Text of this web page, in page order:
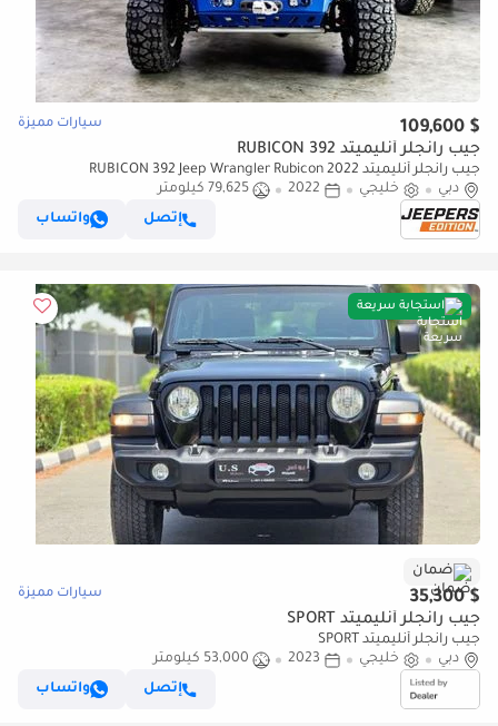
$ 109,600 سيارات مميزة
جيب رانجلر أنليميتد RUBICON 392
جيب رانجلر أنليميتد RUBICON 392 Jeep Wrangler Rubicon 2022
دبي
خليجي 2022
79,625 كيلومتر
إتصل
واتساب
استجابة سريعة
ضمان
$ 35,300 سيارات مميزة
جيب رانجلر أنليميتد SPORT
جيب رانجلر أنليميتد SPORT
دبي
خليجي 2023
53,000 كيلومتر
إتصل
واتساب